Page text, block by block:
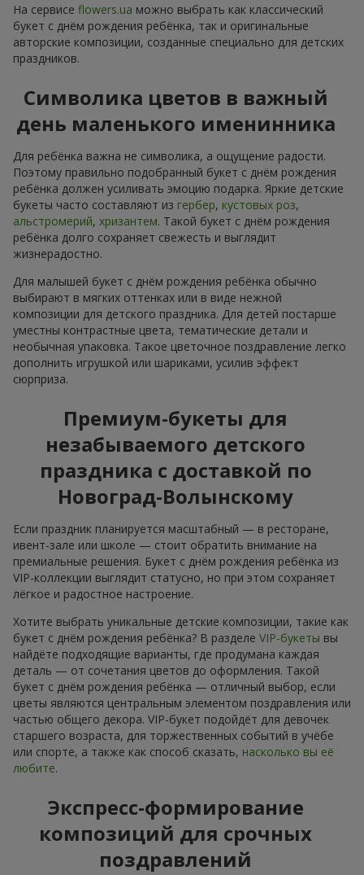
На сервисе flowers.ua можно выбрать как классический
букет с днём рождения ребёнка, так и оригинальные
авторские композиции, созданные специально для детских
праздников.
Символика цветов в важный
день маленького именинника
Для ребёнка важна не символика, а ощущение радости.
Поэтому правильно подобранный букет с днём рождения
ребёнка должен усиливать эмоцию подарка. Яркие детские
букеты часто составляют из гербер, кустовых роз,
альстромерий, хризантем. Такой букет с днём рождения
ребёнка долго сохраняет свежесть и выглядит
жизнерадостно.
Для малышей букет с днём рождения ребёнка обычно
выбирают в мягких оттенках или в виде нежной
композиции для детского праздника. Для детей постарше
уместны контрастные цвета, тематические детали и
необычная упаковка. Такое цветочное поздравление легко
дополнить игрушкой или шариками, усилив эффект
сюрприза.
Премиум-букеты для
незабываемого детского
праздника с доставкой по
Новоград-Волынскому
Если праздник планируется масштабный — в ресторане,
ивент-зале или школе — стоит обратить внимание на
премиальные решения. Букет с днём рождения ребёнка из
VIP-коллекции выглядит статусно, но при этом сохраняет
лёгкое и радостное настроение.
Хотите выбрать уникальные детские композиции, такие как
букет с днём рождения ребёнка? В разделе VIP-букеты вы
найдёте подходящие варианты, где продумана каждая
деталь — от сочетания цветов до оформления. Такой
букет с днём рождения ребёнка — отличный выбор, если
цветы являются центральным элементом поздравления или
частью общего декора. VIP-букет подойдёт для девочек
старшего возраста, для торжественных событий в учёбе
или спорте, а также как способ сказать, насколько вы её
любите.
Экспресс-формирование
композиций для срочных
поздравлений